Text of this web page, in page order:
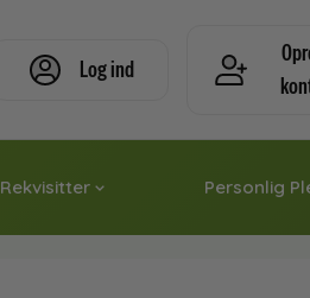
Log ind
Rekvisitter Personlig